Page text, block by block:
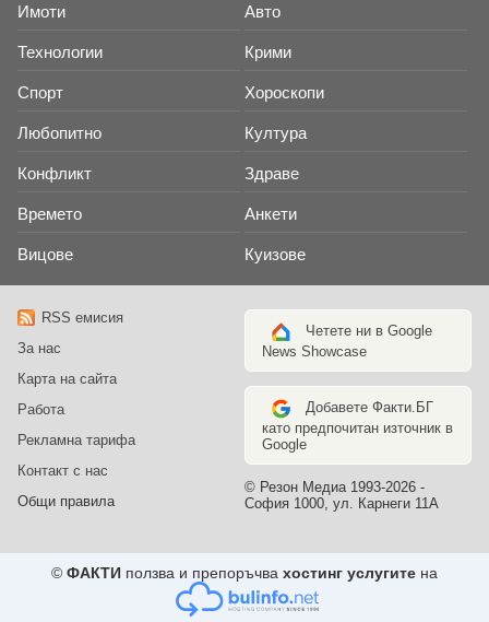
Имоти Авто
Технологии Крими
Спорт Хороскопи
Любопитно Култура
Конфликт Здраве
Времето Анкети
Вицове Куизове
RSS емисия
За нас
Карта на сайта
Работа
Рекламна тарифа
Контакт с нас
Общи правила
Четете ни в Google
News Showcase
Добавете Факти.БГ
като предпочитан източник в
Google
© Резон Медиа 1993-2026 -
София 1000, ул. Карнеги 11А
© ФАКТИ ползва и препоръчва хостинг услугите на